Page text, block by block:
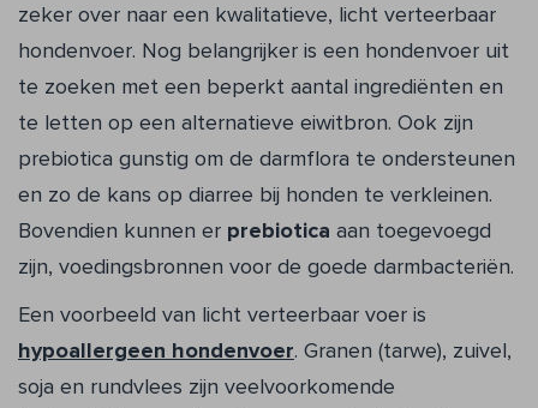
zeker over naar een kwalitatieve, licht verteerbaar
hondenvoer. Nog belangrijker is een hondenvoer uit
te zoeken met een beperkt aantal ingrediënten en
te letten op een alternatieve eiwitbron. Ook zijn
prebiotica gunstig om de darmflora te ondersteunen
en zo de kans op diarree bij honden te verkleinen.
Bovendien kunnen er prebiotica aan toegevoegd
zijn, voedingsbronnen voor de goede darmbacteriën.
Een voorbeeld van licht verteerbaar voer is
hypoallergeen hondenvoer. Granen (tarwe), zuivel,
soja en rundvlees zijn veelvoorkomende